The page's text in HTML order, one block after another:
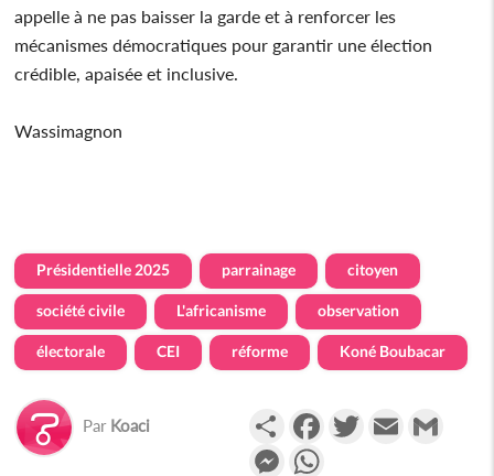
appelle à ne pas baisser la garde et à renforcer les
mécanismes démocratiques pour garantir une élection
crédible, apaisée et inclusive.
Wassimagnon
Présidentielle 2025 parrainage citoyen
société civile L'africanisme observation
électorale CEI réforme Koné Boubacar
Par Koaci PartagerFacebookTwitterEmail
Messenger